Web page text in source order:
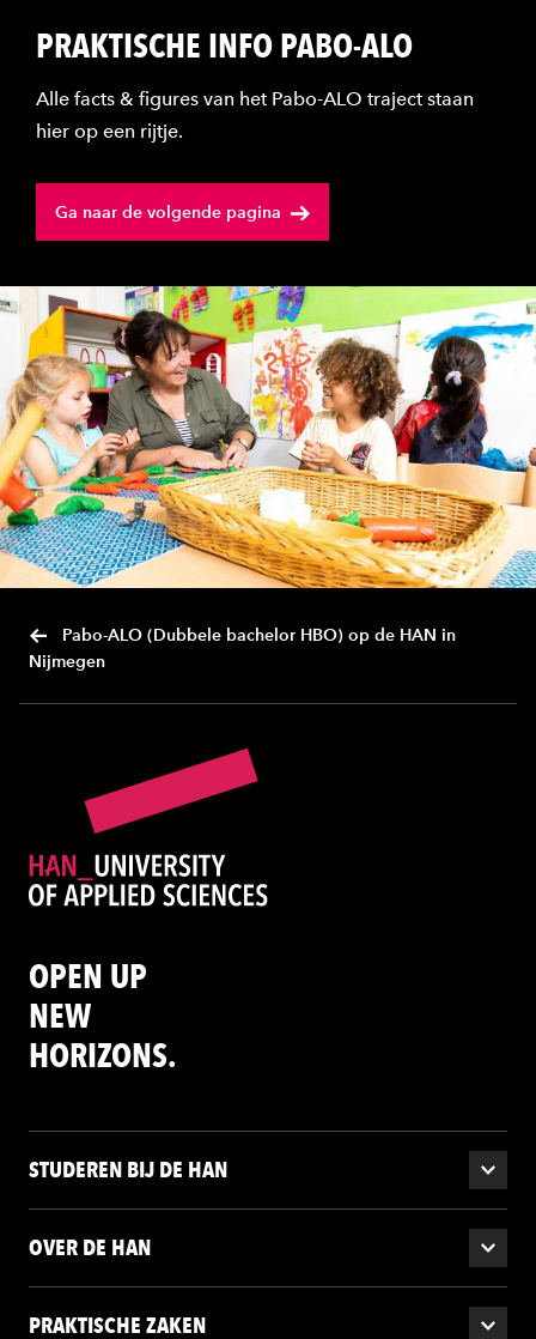
PRAKTISCHE INFO PABO-ALO
Alle facts & figures van het Pabo-ALO traject staan
hier op een rijtje.
Ga naar de volgende pagina
Pabo-ALO (Dubbele bachelor HBO) op de HAN in
Nijmegen
OPEN UP
NEW
HORIZONS.
STUDEREN BIJ DE HAN
OVER DE HAN
PRAKTISCHE ZAKEN